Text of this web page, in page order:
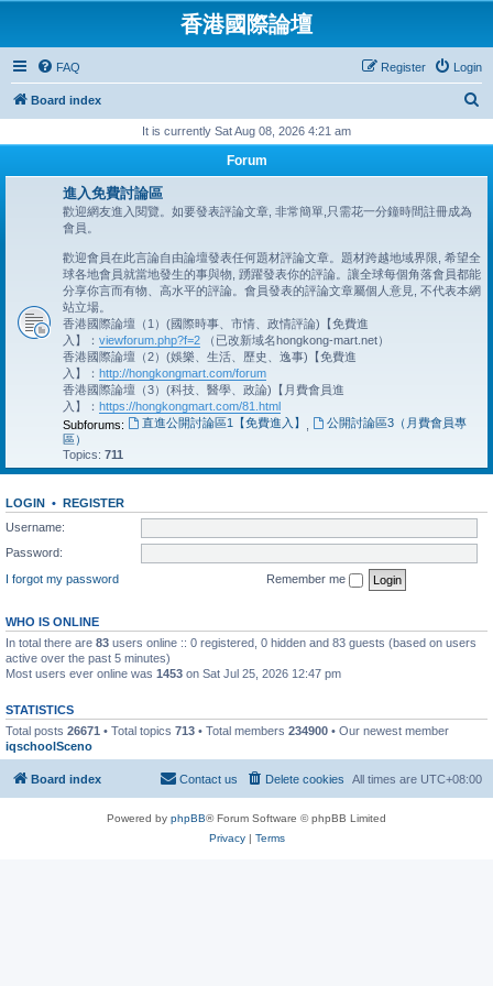
香港國際論壇
FAQ Login
Register
Board index
r
It is currently Sat Aug 08, 2026 4:21 am
Forum
進入免費討論區
歡迎網友進入閱覽。如要發表評論文章, 非常簡單,只需花一分鐘時間註冊成為
會員。
歡迎會員在此言論自由論壇發表任何題材評論文章。題材跨越地域界限, 希望全
球各地會員就當地發生的事與物, 踴躍發表你的評論。讓全球每個角落會員都能
分享你言而有物、高水平的評論。會員發表的評論文章屬個人意見, 不代表本網
站立場。
香港國際論壇（1）(國際時事、市情、政情評論)【免費進
入】： viewforum.php?f=2 （已改新域名hongkong-mart.net）
香港國際論壇（2）(娛樂、生活、歷史、逸事)【免費進
入】： http://hongkongmart.com/forum
香港國際論壇（3）(科技、醫學、政論)【月費會員進
入】： https://hongkongmart.com/81.html
Subforums:
直進公開討論區1【免費進入】
公開討論區3（月費會員專
區）
Topics: 711
LOGIN • REGISTER
Username:
Password:
I forgot my password
Remember me
WHO IS ONLINE
In total there are 83 users online :: 0 registered, 0 hidden and 83 guests (based on users
active over the past 5 minutes)
Most users ever online was 1453 on Sat Jul 25, 2026 12:47 pm
STATISTICS
Total posts 26671 • Total topics 713 • Total members 234900 • Our newest member
iqschoolSceno
Board index All times are UTC+08:00
Delete cookies
Contact us
Powered by phpBB® Forum Software © phpBB Limited
Privacy| Terms